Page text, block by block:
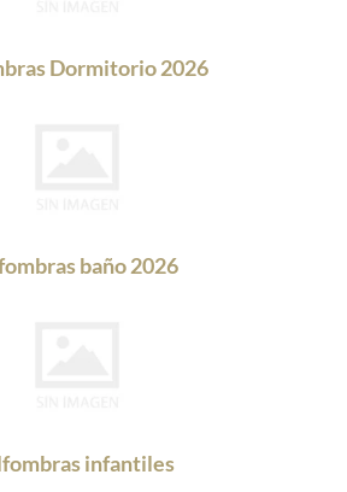
Dormitorio 2026
baño 2026
infantiles